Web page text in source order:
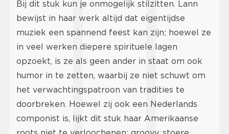
Bij dit stuk kun je onmogelijk stilzitten. Lann
bewijst in haar werk altijd dat eigentijdse
muziek een spannend feest kan zijn; hoewel ze
in veel werken diepere spirituele lagen
opzoekt, is ze als geen ander in staat om ook
humor in te zetten, waarbij ze niet schuwt om
het verwachtingspatroon van tradities te
doorbreken. Hoewel zij ook een Nederlands
componist is, lijkt dit stuk haar Amerikaanse